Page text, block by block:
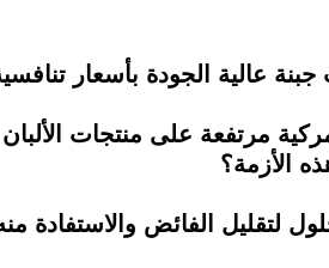
عالية الجودة بأسعار
مرتفعة على منتجات الألبان
الأزمة؟
لتقليل الفائض والاستفادة